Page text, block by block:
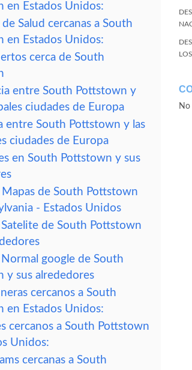
en Estados Unidos:
Salud cercanas a South
en Estados Unidos:
cerca de South
entre South Pottstown y
ciudades de Europa
entre South Pottstown y las
ciudades de Europa
en South Pottstown y sus
de South Pottstown
- Estados Unidos
Satelite de South Pottstown
Normal google de South
y sus alrededores
cercanos a South
en Estados Unidos:
cercanos a South Pottstown
Unidos:
cercanas a South
No